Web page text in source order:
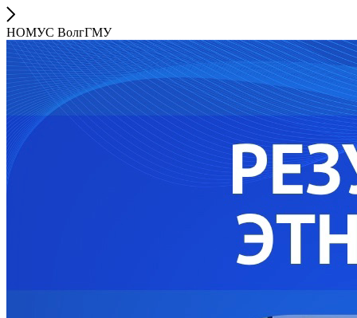
НОМУС ВолгГМУ